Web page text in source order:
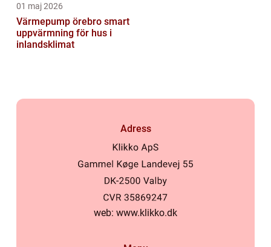
01 maj 2026
Värmepump örebro smart
uppvärmning för hus i
inlandsklimat
Adress
web: www.klikko.dk